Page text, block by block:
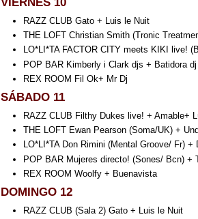
RAZZ CLUB Gato + Luis le Nuit
THE LOFT Christian Smith (Tronic
LO*LI*TA FACTOR CITY meets KIKI live!
POP BAR Kimberly i Clark djs + Batidora dj
REX ROOM Fil Ok+ Mr Dj
SÁBADO 11
RAZZ CLUB Filthy Dukes live! + Amable+
THE LOFT Ewan Pearson (Soma/UK) +
LO*LI*TA Don Rimini (Mental Groove/ Fr) +
POP BAR Mujeres directo! (Sones/ Bcn) +
REX ROOM Woolfy + Buenavista
DOMINGO 12
RAZZ CLUB (Sala 2) Gato + Luis le Nuit